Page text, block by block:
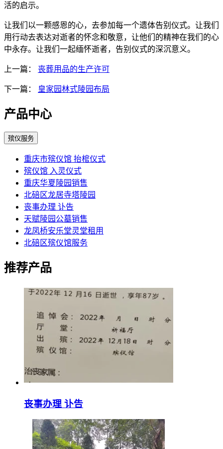
活的启示。
让我们以一颗感恩的心，去参加每一个遗体告别仪式。让我们
用行动去表达对逝者的怀念和敬意，让他们的精神在我们的心
中永存。让我们一起缅怀逝者，告别仪式的深沉意义。
上一篇： 丧葬用品的生产许可
下一篇： 皇家园林式陵园布局
产品中心
殡仪服务
重庆市殡仪馆 抬棺仪式
殡仪馆 入灵仪式
重庆华夏陵园销售
北碚区龙居寺塔陵园
丧事办理 讣告
天赋陵园公墓销售
龙凤桥安乐堂灵堂租用
北碚区殡仪馆服务
推荐产品
丧事办理 讣告